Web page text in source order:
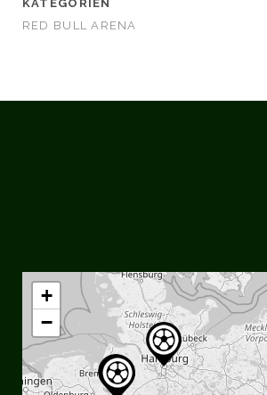
KATEGORIEN
RED BULL ARENA
+
−